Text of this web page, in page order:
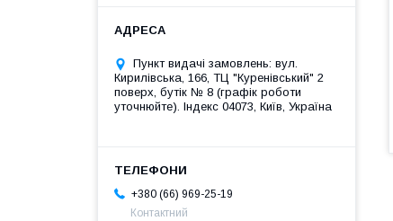
Пункт видачі замовлень: вул.
Кирилівська, 166, ТЦ "Куренівський" 2
поверх, бутік № 8 (графік роботи
уточнюйте). Індекс 04073, Київ, Україна
+380 (66) 969-25-19
Контактний